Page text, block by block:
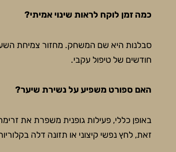
כמה זמן לוקח לראות שינוי אמיתי?
חודשים של טיפול עקבי.
האם ספורט משפיע על נשירת שיער?
באופן כללי, פעילות גופנית משפרת את
זאת, לחץ נפשי קיצוני או תזונה דלה